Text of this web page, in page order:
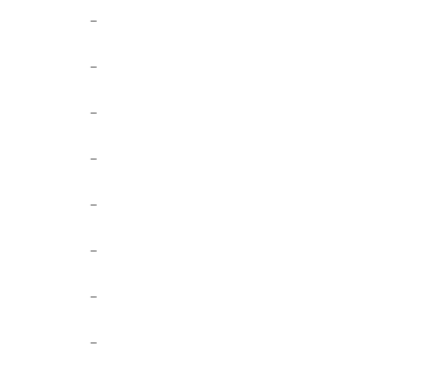
-
-
-
-
-
-
-
-